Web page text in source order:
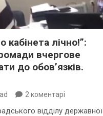
кабінета лічно!”:
вчергове
до обов’язків.
2 коментарі
відділу державної